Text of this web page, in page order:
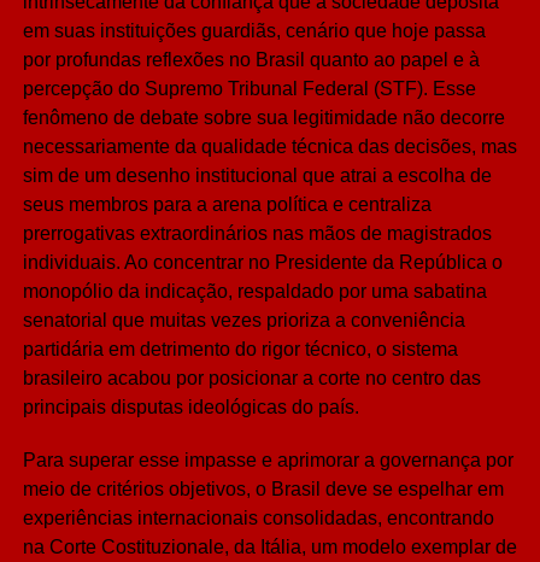
em suas instituições guardiãs, cenário que hoje passa
por profundas reflexões no Brasil quanto ao papel e à
percepção do Supremo Tribunal Federal (STF). Esse
fenômeno de debate sobre sua legitimidade não decorre
necessariamente da qualidade técnica das decisões, mas
sim de um desenho institucional que atrai a escolha de
seus membros para a arena política e centraliza
prerrogativas extraordinários nas mãos de magistrados
individuais. Ao concentrar no Presidente da República o
monopólio da indicação, respaldado por uma sabatina
senatorial que muitas vezes prioriza a conveniência
partidária em detrimento do rigor técnico, o sistema
brasileiro acabou por posicionar a corte no centro das
principais disputas ideológicas do país.
Para superar esse impasse e aprimorar a governança por
meio de critérios objetivos, o Brasil deve se espelhar em
experiências internacionais consolidadas, encontrando
na Corte Costituzionale, da Itália, um modelo exemplar de